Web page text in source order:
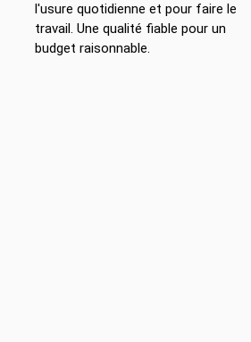
l'usure quotidienne et pour faire le
travail. Une qualité fiable pour un
budget raisonnable.